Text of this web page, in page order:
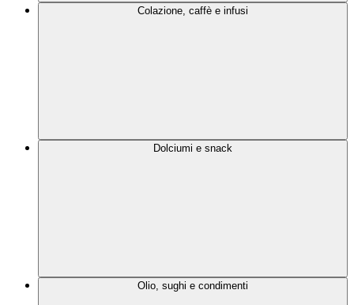
Colazione, caffè e infusi
Dolciumi e snack
Olio, sughi e condimenti